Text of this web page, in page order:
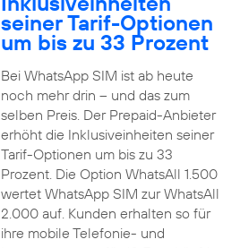
seiner Tarif-Optionen
um bis zu 33 Prozent
Bei WhatsApp SIM ist ab heute
noch mehr drin – und das zum
selben Preis. Der Prepaid-Anbieter
erhöht die Inklusiveinheiten seiner
Tarif-Optionen um bis zu 33
Prozent. Die Option WhatsAll 1.500
wertet WhatsApp SIM zur WhatsAll
2.000 auf. Kunden erhalten so für
ihre mobile Telefonie- und